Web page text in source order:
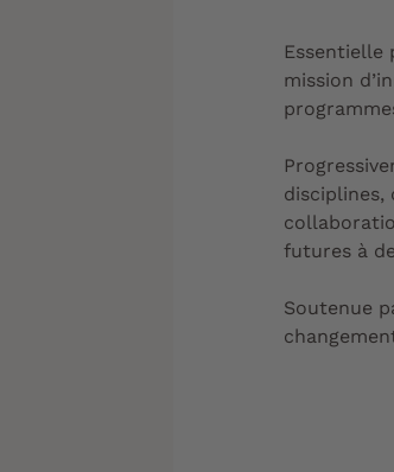
mission
disciplines,
futures à
Soutenue